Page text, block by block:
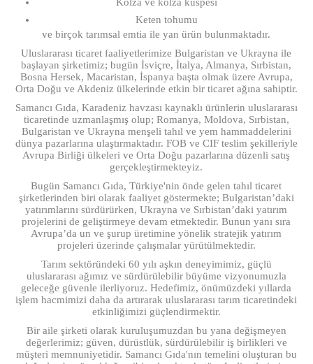
Keten tohumu
ve birçok tarımsal emtia ile yan ürün bulunmaktadır.
Uluslararası ticaret faaliyetlerimize Bulgaristan ve Ukrayna ile
başlayan şirketimiz; bugün İsviçre, İtalya, Almanya, Sırbistan,
Bosna Hersek, Macaristan, İspanya başta olmak üzere Avrupa,
Orta Doğu ve Akdeniz ülkelerinde etkin bir ticaret ağına sahiptir.
Samancı Gıda, Karadeniz havzası kaynaklı ürünlerin uluslararası
ticaretinde uzmanlaşmış olup; Romanya, Moldova, Sırbistan,
Bulgaristan ve Ukrayna menşeli tahıl ve yem hammaddelerini
dünya pazarlarına ulaştırmaktadır. FOB ve CIF teslim şekilleriyle
Avrupa Birliği ülkeleri ve Orta Doğu pazarlarına düzenli satış
gerçekleştirmekteyiz.
Bugün Samancı Gıda, Türkiye'nin önde gelen tahıl ticaret
şirketlerinden biri olarak faaliyet göstermekte; Bulgaristan’daki
yatırımlarını sürdürürken, Ukrayna ve Sırbistan’daki yatırım
projelerini de geliştirmeye devam etmektedir. Bunun yanı sıra
Avrupa’da un ve şurup üretimine yönelik stratejik yatırım
projeleri üzerinde çalışmalar yürütülmektedir.
Tarım sektöründeki 60 yılı aşkın deneyimimiz, güçlü
uluslararası ağımız ve sürdürülebilir büyüme vizyonumuzla
geleceğe güvenle ilerliyoruz. Hedefimiz, önümüzdeki yıllarda
işlem hacmimizi daha da artırarak uluslararası tarım ticaretindeki
etkinliğimizi güçlendirmektir.
Bir aile şirketi olarak kuruluşumuzdan bu yana değişmeyen
değerlerimiz; güven, dürüstlük, sürdürülebilir iş birlikleri ve
müşteri memnuniyetidir. Samancı Gıda'nın temelini oluşturan bu